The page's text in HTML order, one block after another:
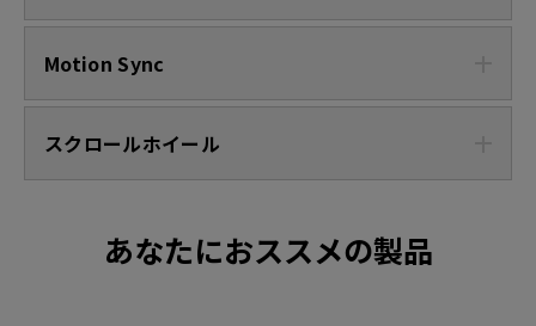
Motion Sync
スクロールホイール
あなたにおススメの製品